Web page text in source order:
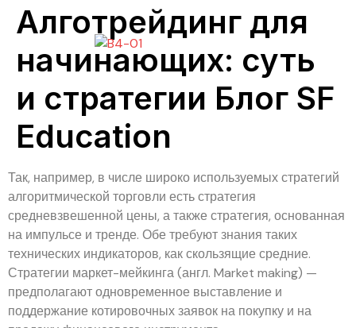
Алготрейдинг для
начинающих: суть
и стратегии Блог SF
Education
Так, например, в числе широко используемых стратегий
алгоритмической торговли есть стратегия
средневзвешенной цены, а также стратегия, основанная
на импульсе и тренде. Обе требуют знания таких
технических индикаторов, как скользящие средние.
Стратегии маркет-мейкинга (англ. Market making) —
предполагают одновременное выставление и
поддержание котировочных заявок на покупку и на